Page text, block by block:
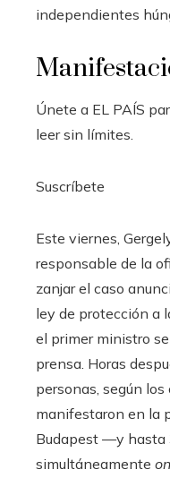
independientes
Únete a EL PAÍS
leer sin límites.
Suscríbete
Este viernes,
responsable de la
zanjar el caso
ley de protección a
el primer ministro
prensa. Horas
personas, según los
manifestaron en la
Budapest —y hasta
simultáneamente